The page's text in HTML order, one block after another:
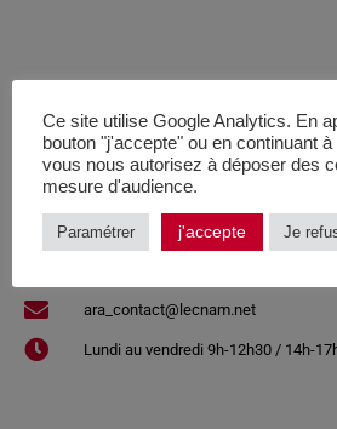
Le Cnam, au plus
vous.
ara_contact@lecnam.net
Lundi au vendredi 9h-12h30 / 14h-
Ce site utilise Google Analytics. En
bouton "j'accepte" ou en continuant
vous nous autorisez à déposer des
mesure d'audience.
Paramétrer j'accepte Je